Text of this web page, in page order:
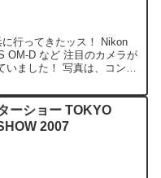
行ってきたッス！ Nikon
OM-D など 注目のカメラが
いました！ 写真は、コンパ
ーショー TOKYO
2007